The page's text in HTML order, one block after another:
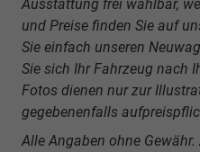
Ausstattung frei wählbar,
und Preise finden Sie auf
Sie einfach unseren
Sie sich Ihr Fahrzeug nach
Fotos dienen nur zur
gegebenenfalls
Alle Angaben ohne